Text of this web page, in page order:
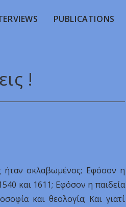
PUBLICATIONS
!
ήταν σκλαβωμένος; Εφόσον η
και 1611; Εφόσον η παιδεία
και θεολογία; Και γιατί